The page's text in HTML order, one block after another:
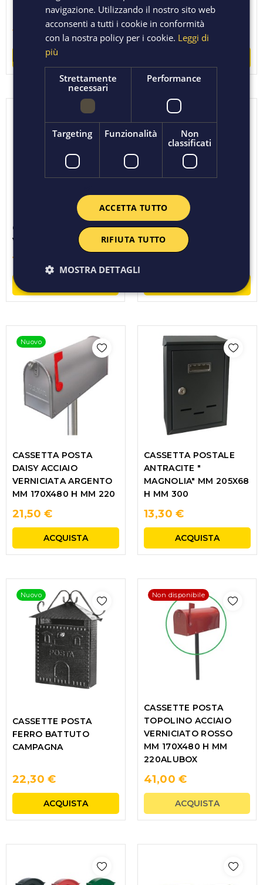
1,74 €
ACQUISTA
VENDESI
1,31 €
CARTELLO PVC
VIETATO ACCESSO
1,31 €
CARTONE ONDULATO
GR 240
Nuovo
CASSETTA POSTA
DAISY ACCIAIO
VERNICIATA ARGENTO
MM 170X480 H MM 220
21,50 €
ACQUISTA
CASSETTA POSTALE
ANTRACITE "
MAGNOLIA" MM 205X68
H MM 300
13,30 €
ACQUISTA
Nuovo
CASSETTE POSTA
FERRO BATTUTO
CAMPAGNA
22,30 €
ACQUISTA
Non disponibile
CASSETTE POSTA
TOPOLINO ACCIAIO
VERNICIATO ROSSO
MM 170X480 H MM
220ALUBOX
41,00 €
ACQUISTA
navigazione. Utilizzando il nostro sito web
acconsenti a tutti i cookie in conformità
con la nostra policy per i cookie. Leggi di
più
Strettamente
necessari
Performance
Targeting Funzionalità
Non
classificati
ACCETTA TUTTO
RIFIUTA TUTTO
MOSTRA DETTAGLI